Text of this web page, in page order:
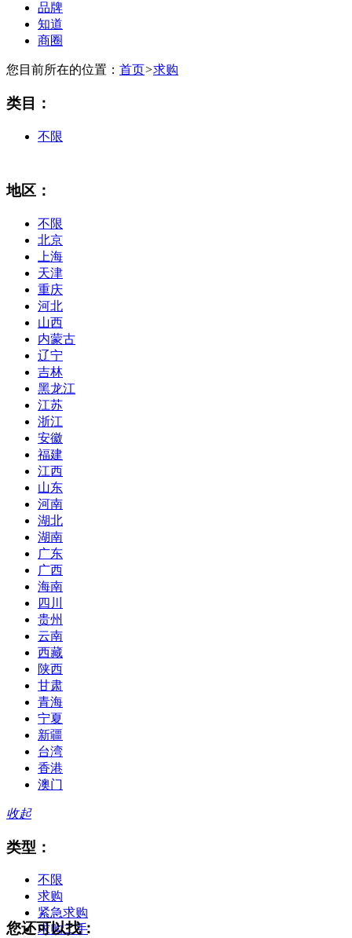
品牌
知道
商圈
您目前所在的位置： 首页>求购
类目：
不限
地区：
不限
北京
上海
天津
重庆
河北
山西
内蒙古
辽宁
吉林
黑龙江
江苏
浙江
安徽
福建
江西
山东
河南
湖北
湖南
广东
广西
海南
四川
贵州
云南
西藏
陕西
甘肃
青海
宁夏
新疆
台湾
香港
澳门
收起
类型：
不限
求购
紧急求购
求购二手
您还可以找：